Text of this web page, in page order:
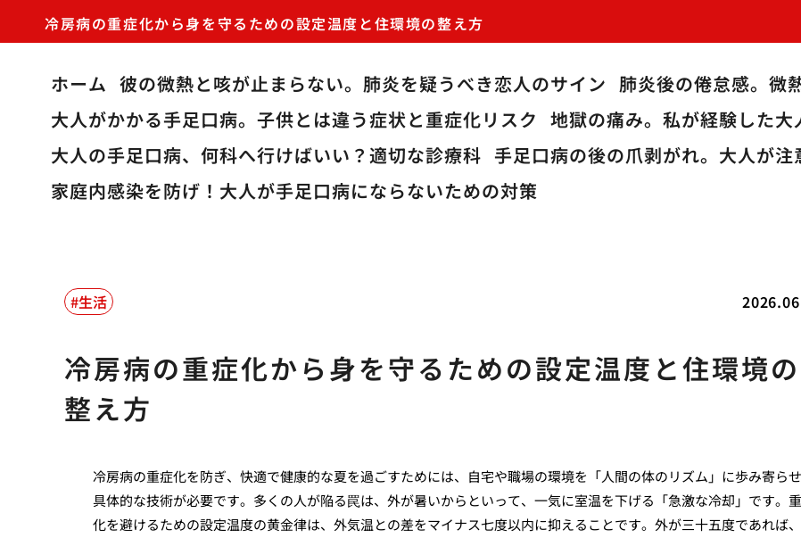
冷房病の重症化から身を守るための設定温度と住環境の整え方
ホーム 彼の微熱と咳が止まらない。肺炎を疑うべき恋人のサイン 肺炎後の倦怠感。微
大人がかかる手足口病。子供とは違う症状と重症化リスク 地獄の痛み。私が経験した
大人の手足口病、何科へ行けばいい？適切な診療科 手足口病の後の爪剥がれ。大人が注
家庭内感染を防げ！大人が手足口病にならないための対策
生活
冷房病の重症化から身を守るための設定温度と住環境の
整え方
冷房病の重症化を防ぎ、快適で健康的な夏を過ごすためには、自宅や職場の環境を「人間の体のリズム」に歩み寄ら
具体的な技術が必要です。多くの人が陥る罠は、外が暑いからといって、一気に室温を下げる「急激な冷却」です。
化を避けるための設定温度の黄金律は、外気温との差をマイナス七度以内に抑えることです。外が三十五度であれば